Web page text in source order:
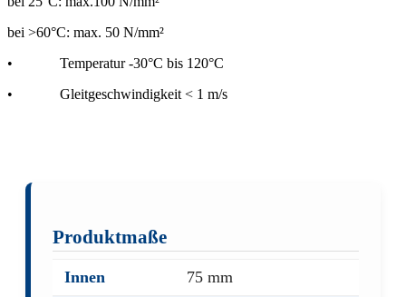
bei >60°C: max. 50 N/mm²
•
Temperatur -30°C bis 120°C
•
Gleitgeschwindigkeit < 1 m/s
Produktmaße
Innen
75 mm